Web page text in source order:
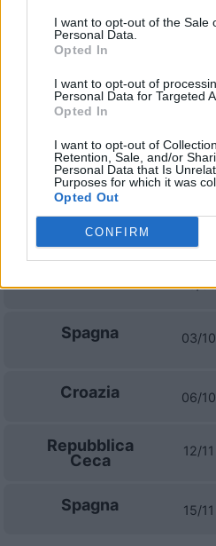
I want to opt-out of the Sale
Personal Data.
Opted In
I want to opt-out of
Personal Data for Targeted
Opted In
I want to opt-out of
Retention, Sale, and/or
Personal Data that Is
Purposes for which it was
Opted Out
CONFIRM
2021 Spagna
2016 Spagna
Prossime
Inghilterra
29/09
Spagna 03/10
Croazia 06/10
Repubblica
Ceca
12/11
Spagna 15/11